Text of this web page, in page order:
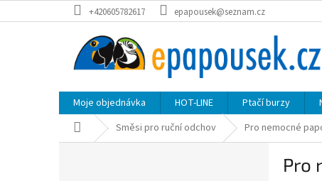
na
+420605782617 epapousek@seznam.cz
Moje objednávka HOT-LINE Ptačí burzy
Domů Směsi pro ruční odchov Pro nemocné
Pro